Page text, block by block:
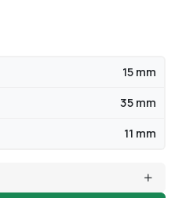
15 mm
35 mm
11 mm